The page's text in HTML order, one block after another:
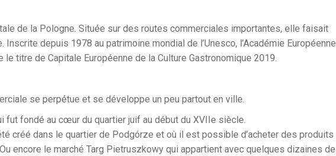
de la Pologne. Située sur des routes commerciales importantes, elle faisait
depuis 1978 au patrimoine mondial de l’Unesco, l’Académie Européenne
titre de Capitale Européenne de la Culture Gastronomique 2019.
se perpétue et se développe un peu partout en ville.
fut fondé au cœur du quartier juif au début du XVIIe siècle.
créé dans le quartier de Podgórze et où il est possible d’acheter des produits
encore le marché Targ Pietruszkowy qui appartient avec quelques dizaines de